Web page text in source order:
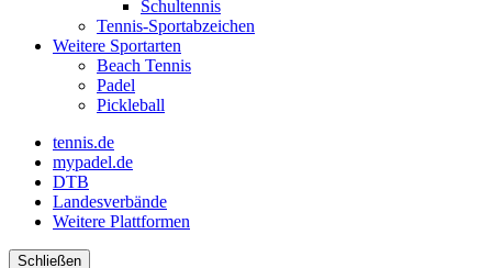
Schultennis
Tennis-Sportabzeichen
Weitere Sportarten
Beach Tennis
Padel
Pickleball
tennis.de
mypadel.de
DTB
Landesverbände
Weitere Plattformen
Schließen